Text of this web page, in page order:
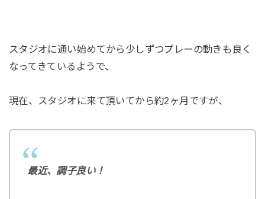
スタジオに通い始めてから少しずつプレーの動きも良く
なってきているようで、
現在、スタジオに来て頂いてから約2ヶ月ですが、
最近、調子良い！